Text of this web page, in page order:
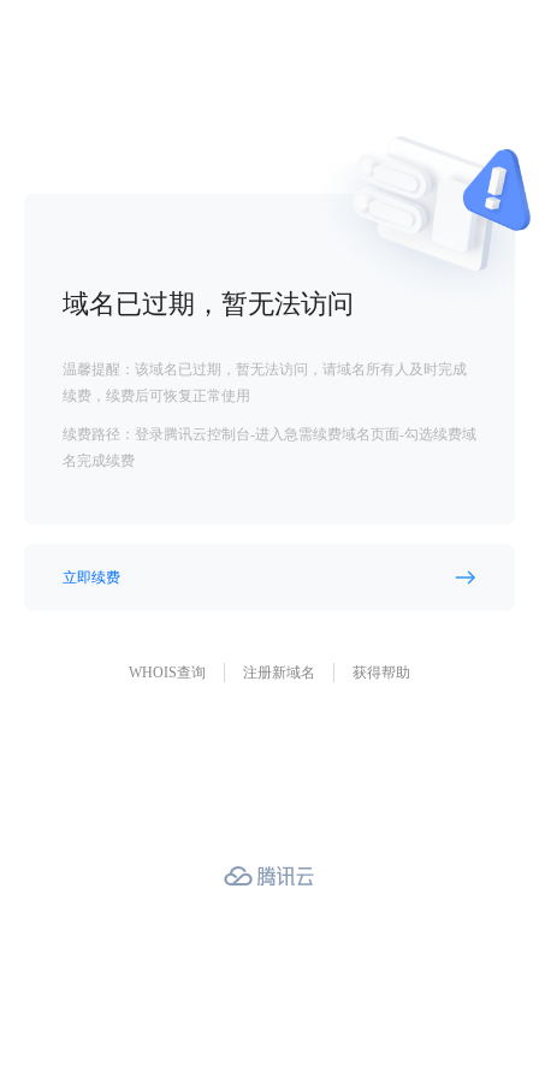
域名已过期，暂无法访问
温馨提醒：该域名已过期，暂无法访问，请域名所有人及时完成
续费，续费后可恢复正常使用
续费路径：登录腾讯云控制台-进入急需续费域名页面-勾选续费域
名完成续费
立即续费
WHOIS查询 注册新域名 获得帮助